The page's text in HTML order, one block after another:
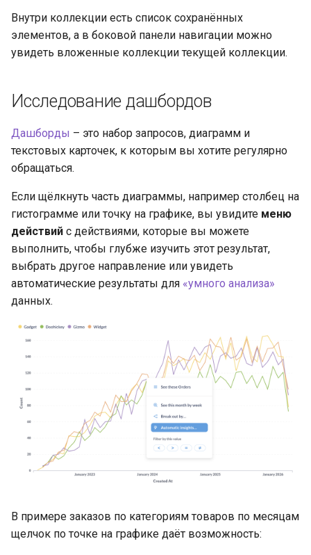
Внутри коллекции есть список сохранённых
элементов, а в боковой панели навигации можно
увидеть вложенные коллекции текущей коллекции.
Исследование дашбордов
Дашборды – это набор запросов, диаграмм и
текстовых карточек, к которым вы хотите регулярно
обращаться.
Если щёлкнуть часть диаграммы, например столбец на
гистограмме или точку на графике, вы увидите меню
действий с действиями, которые вы можете
выполнить, чтобы глубже изучить этот результат,
выбрать другое направление или увидеть
автоматические результаты для «умного анализа»
данных.
В примере заказов по категориям товаров по месяцам
щелчок по точке на графике даёт возможность: